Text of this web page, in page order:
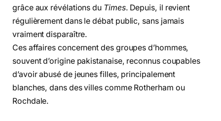
grâce aux révélations du Times. Depuis, il revient
régulièrement dans le débat public, sans jamais
vraiment disparaître.
Ces affaires concernent des groupes d’hommes,
souvent d’origine pakistanaise, reconnus coupables
d’avoir abusé de jeunes filles, principalement
blanches, dans des villes comme Rotherham ou
Rochdale.